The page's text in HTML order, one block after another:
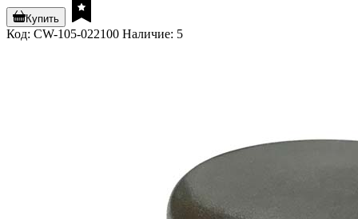
Купить
Код: CW-105-022100 Наличие: 5